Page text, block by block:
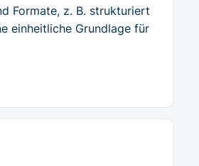
Formate, z. B. strukturiert
einheitliche Grundlage für